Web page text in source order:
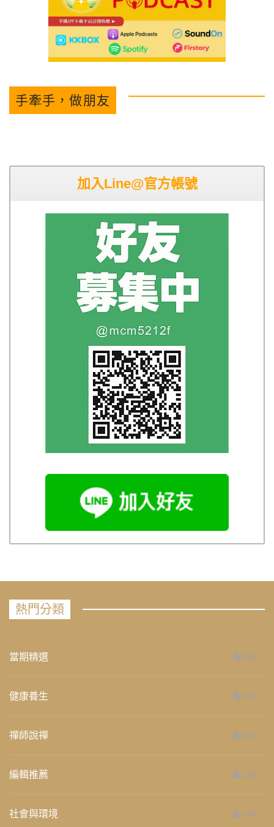
手牽手，做朋友
加入Line@官方帳號
熱門分類
當期精選 658
健康養生 276
禪師說禪 267
編輯推薦 236
社會與環境 235